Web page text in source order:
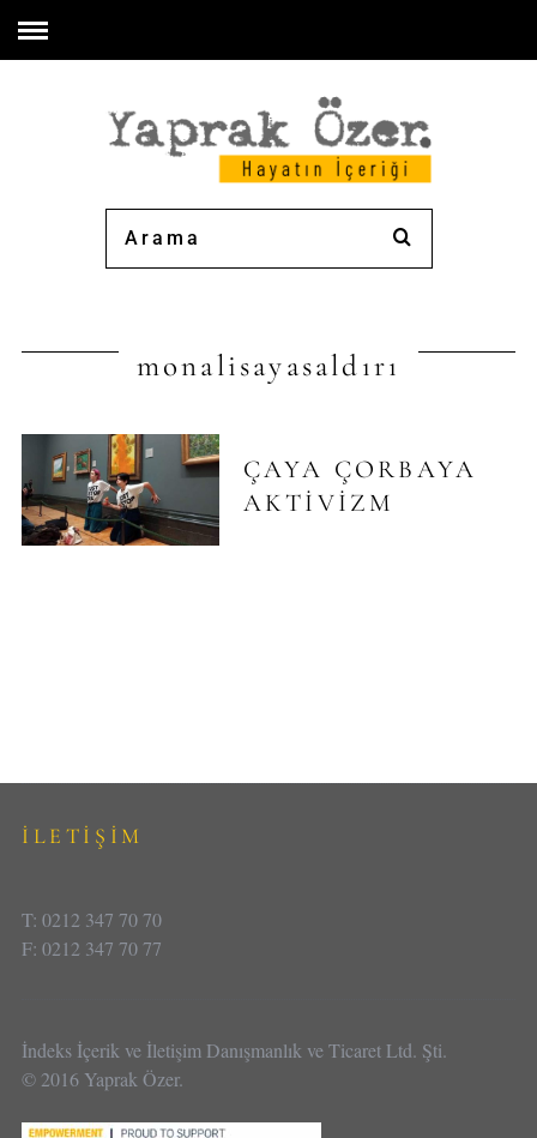
monalisayasaldırı
ÇAYA ÇORBAYA
AKTIVIZM
İLETİŞİM
T: 0212 347 70 70
F: 0212 347 70 77
İndeks İçerik ve İletişim Danışmanlık ve Ticaret Ltd. Şti.
© 2016 Yaprak Özer.